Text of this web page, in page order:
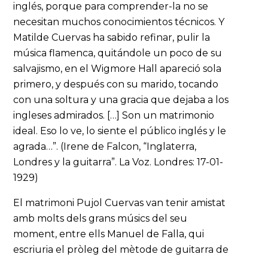
inglés, porque para comprender-la no se
necesitan muchos conocimientos técnicos. Y
Matilde Cuervas ha sabido refinar, pulir la
música flamenca, quitándole un poco de su
salvajismo, en el Wigmore Hall apareció sola
primero, y después con su marido, tocando
con una soltura y una gracia que dejaba a los
ingleses admirados. […] Son un matrimonio
ideal. Eso lo ve, lo siente el público inglés y le
agrada…”. (Irene de Falcon, “Inglaterra,
Londres y la guitarra”. La Voz. Londres: 17-01-
1929)
El matrimoni Pujol Cuervas van tenir amistat
amb molts dels grans músics del seu
moment, entre ells Manuel de Falla, qui
escriuria el pròleg del mètode de guitarra de